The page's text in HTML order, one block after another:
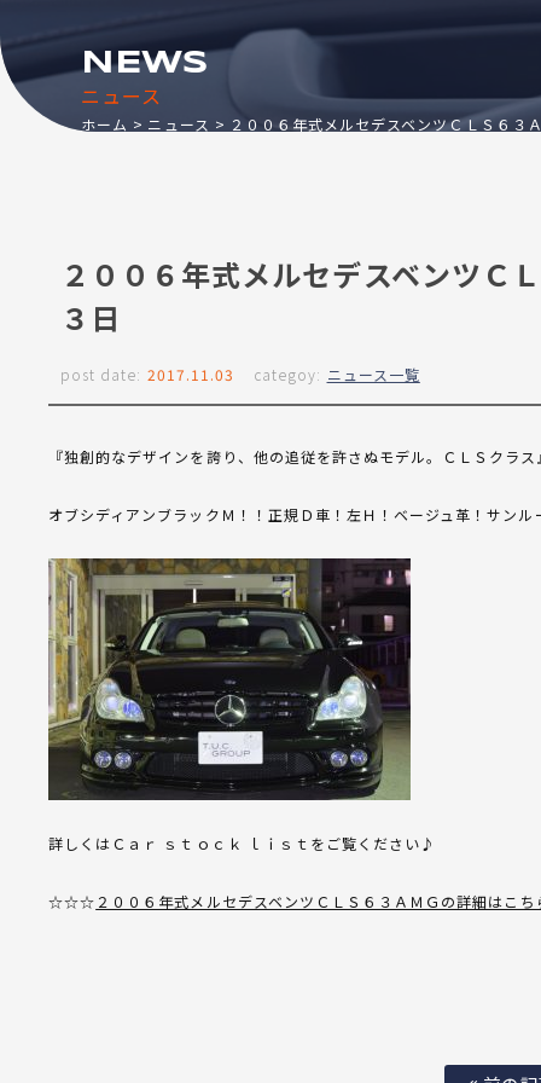
ニュース
NEWS
ホーム ニュース ２００６年式メルセデスベンツＣＬＳ６３
２００６年式メルセデスベンツＣ
３日
post date: 2017.11.03 categoy: ニュース一覧
『独創的なデザインを誇り、他の追従を許さぬモデル。ＣＬＳクラス
オブシディアンブラックＭ！！正規Ｄ車！左Ｈ！ベージュ革！サン
詳しくはＣａｒ ｓｔｏｃｋ ｌｉｓｔをご覧ください♪
☆☆☆ ２００６年式メルセデスベンツＣＬＳ６３ＡＭＧの詳細はこち